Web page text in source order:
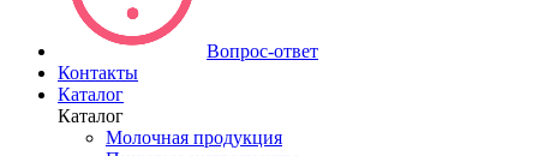
Вопрос-ответ
Контакты
Каталог
Каталог
Молочная продукция